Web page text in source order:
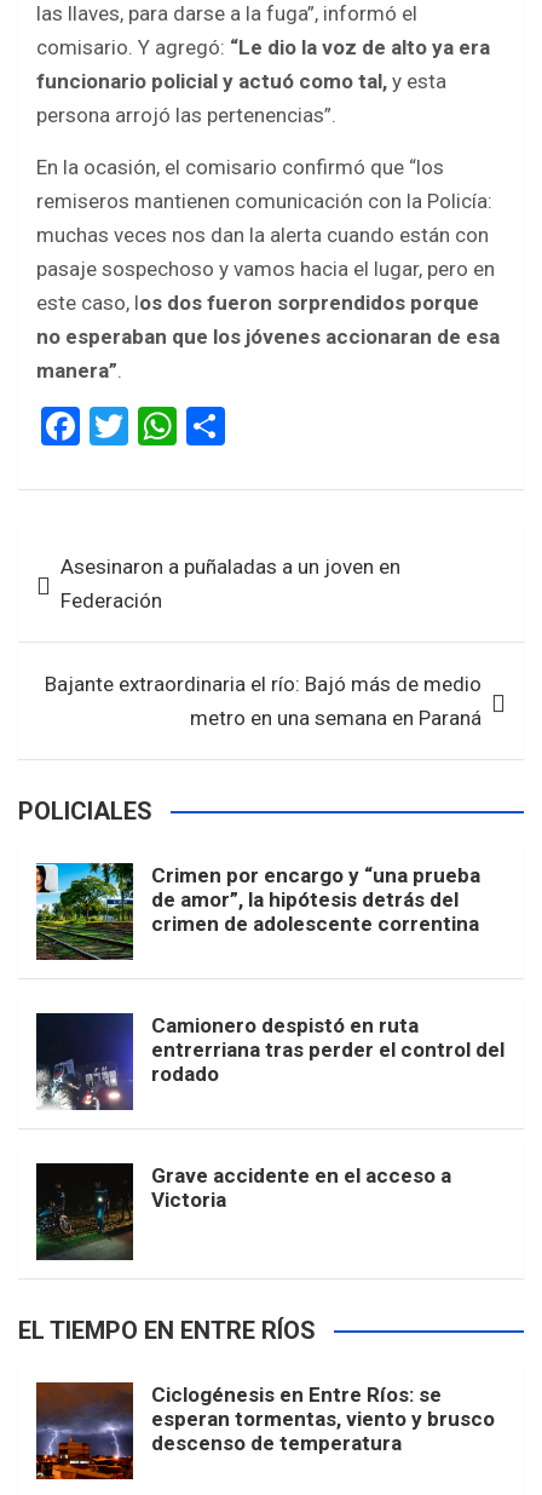
las llaves, para darse a la fuga”, informó el
comisario. Y agregó: “Le dio la voz de alto ya era
funcionario policial y actuó como tal, y esta
persona arrojó las pertenencias”.
En la ocasión, el comisario confirmó que “los
remiseros mantienen comunicación con la Policía:
muchas veces nos dan la alerta cuando están con
pasaje sospechoso y vamos hacia el lugar, pero en
este caso, los dos fueron sorprendidos porque
no esperaban que los jóvenes accionaran de esa
manera”.
F
ce
o
o
k
T
tt
W
at
A
p
ar
de Asesinaron a puñaladas a un joven en
Federación
Bajante extraordinaria el río: Bajó más de medio
metro en una semana en Paraná
POLICIALES
Crimen por encargo y “una prueba
de amor”, la hipótesis detrás del
crimen de adolescente correntina
Camionero despistó en ruta
entrerriana tras perder el control del
rodado
Grave accidente en el acceso a
Victoria
EL TIEMPO EN ENTRE RÍOS
Ciclogénesis en Entre Ríos: se
esperan tormentas, viento y brusco
descenso de temperatura